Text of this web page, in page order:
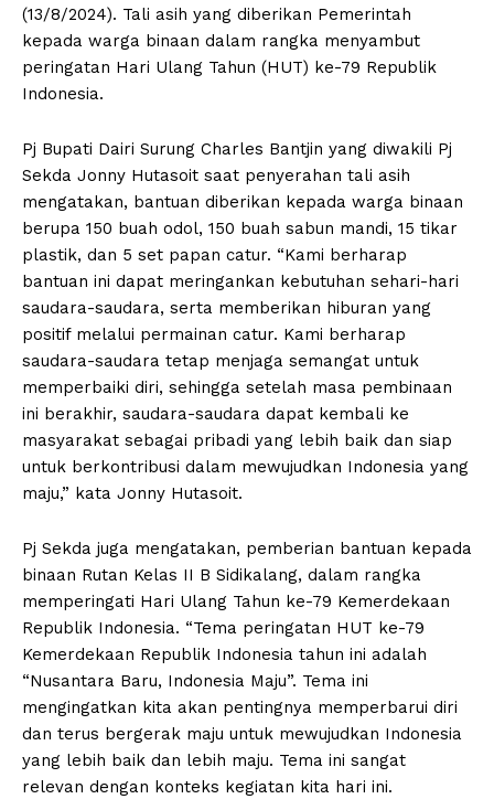
(13/8/2024). Tali asih yang diberikan Pemerintah
kepada warga binaan dalam rangka menyambut
peringatan Hari Ulang Tahun (HUT) ke-79 Republik
Indonesia.
Pj Bupati Dairi Surung Charles Bantjin yang diwakili Pj
Sekda Jonny Hutasoit saat penyerahan tali asih
mengatakan, bantuan diberikan kepada warga binaan
berupa 150 buah odol, 150 buah sabun mandi, 15 tikar
plastik, dan 5 set papan catur. “Kami berharap
bantuan ini dapat meringankan kebutuhan sehari-hari
saudara-saudara, serta memberikan hiburan yang
positif melalui permainan catur. Kami berharap
saudara-saudara tetap menjaga semangat untuk
memperbaiki diri, sehingga setelah masa pembinaan
ini berakhir, saudara-saudara dapat kembali ke
masyarakat sebagai pribadi yang lebih baik dan siap
untuk berkontribusi dalam mewujudkan Indonesia yang
maju,” kata Jonny Hutasoit.
Pj Sekda juga mengatakan, pemberian bantuan kepada
binaan Rutan Kelas II B Sidikalang, dalam rangka
memperingati Hari Ulang Tahun ke-79 Kemerdekaan
Republik Indonesia. “Tema peringatan HUT ke-79
Kemerdekaan Republik Indonesia tahun ini adalah
“Nusantara Baru, Indonesia Maju”. Tema ini
mengingatkan kita akan pentingnya memperbarui diri
dan terus bergerak maju untuk mewujudkan Indonesia
yang lebih baik dan lebih maju. Tema ini sangat
relevan dengan konteks kegiatan kita hari ini.